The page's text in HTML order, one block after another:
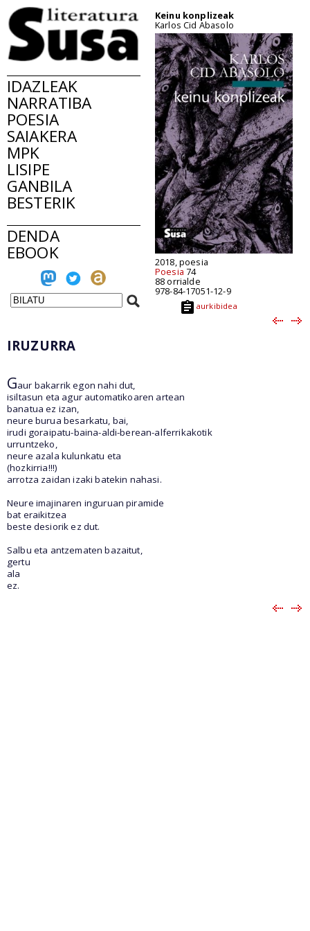
IDAZLEAK
NARRATIBA
POESIA
SAIAKERA
MPK
LISIPE
GANBILA
BESTERIK
DENDA
EBOOK
Keinu konplizeak
Karlos Cid Abasolo
2018, poesia
Poesia 74
88 orrialde
978-84-17051-12-9
aurkibidea
IRUZURRA
Gaur bakarrik egon nahi dut,
isiltasun eta agur automatikoaren artean
banatua ez izan,
neure burua besarkatu, bai,
irudi goraipatu-baina-aldi-berean-alferrikakotik
urruntzeko,
neure azala kulunkatu eta
(hozkirria!!!)
arrotza zaidan izaki batekin nahasi.
Neure imajinaren inguruan piramide
bat eraikitzea
beste desiorik ez dut.
Salbu eta antzematen bazaitut,
gertu
ala
ez.